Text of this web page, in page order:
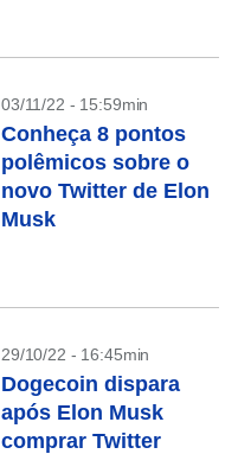
03/11/22 - 15:59min
Conheça 8 pontos
polêmicos sobre o
novo Twitter de Elon
Musk
29/10/22 - 16:45min
Dogecoin dispara
após Elon Musk
comprar Twitter